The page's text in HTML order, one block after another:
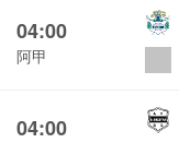
04:00
阿甲
04:00